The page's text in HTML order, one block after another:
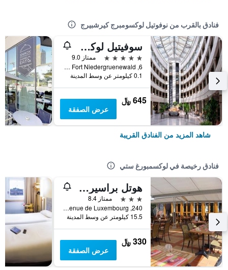
فنادق بالقرب من نوفوتيل لوكسومبرج كيرشبيرج
سوفيتيل لوكسمبورغ أوروبا
5 نجوم
ممتاز 9.0
6, Rue du Fort Niedergruenewald, لوكسمبورغ ستي, مقاطعة لوكسمبورغ, لوكسمبورج
0.1 كيلومتر عن وسط المدينة
645 ﷼
عرض الصفقة
شاهد المزيد من الفنادق القريبة
فنادق رخيصة في لوكسمبورغ ستي
هوتل براسيري بييرهاشت
3 نجوم
ممتاز 8.4
240, Avenue de Luxembourg, لوكسمبورغ ستي, مقاطعة لوكسمبورغ, لوكسمبورج
15.5 كيلومتر عن وسط المدينة
330 ﷼
عرض الصفقة